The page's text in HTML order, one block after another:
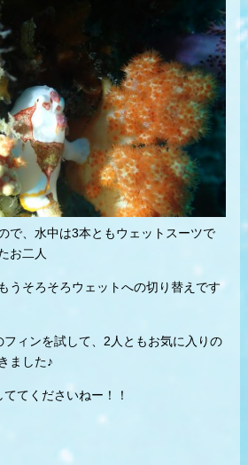
で、水中は3本ともウェットスーツで
お二人
うそろそろウェットへの切り替えです
ィンを試して、2人ともお気に入りの
ました♪
てくださいねー！！